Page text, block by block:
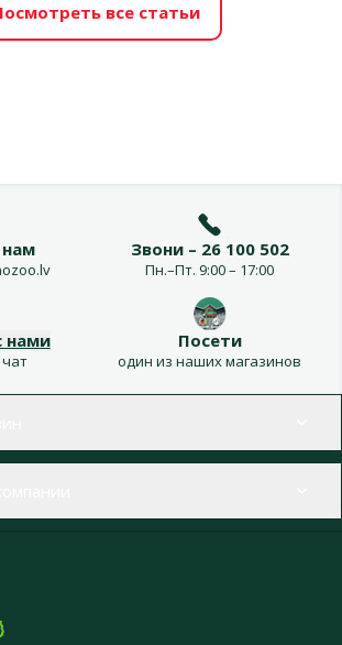
все статьи
Звони – 26 100 502
Пн.–Пт. 9:00 – 17:00
нами Посети
один из наших магазинов